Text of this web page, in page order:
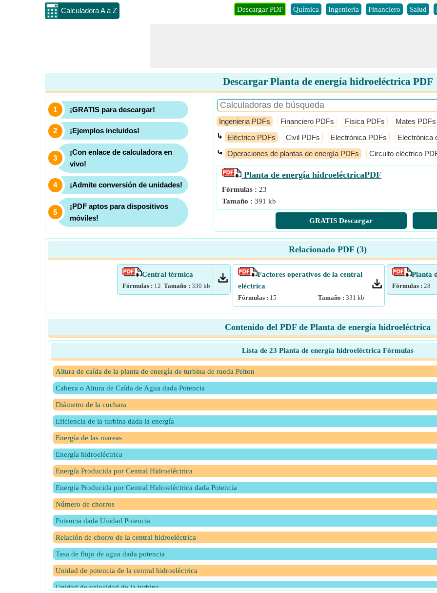
Calculadora A a Z Descargar PDF Química Ingenieria Financiero Salud
Descargar Planta de energía hidroeléctrica PDF
¡GRATIS para descargar!
¡Ejemplos incluidos!
¡Con enlace de calculadora en
vivo!
¡Admite conversión de unidades!
¡PDF aptos para dispositivos
móviles!
Ingenieria PDFs Financiero PDFs Física PDFs Mates PDFs
↳ Eléctrico PDFs Civil PDFs Electrónica PDFs Electrónica
⤿ Operaciones de plantas de energía PDFs Circuito eléctrico
Planta de energía hidroeléctricaPDF
Fórmulas : 23
Tamaño :391 kb
GRATIS Descargar
Relacionado PDF (3)
Central térmica
Fórmulas : 12 Tamaño : 330 kb
Factores operativos de la central
eléctrica
Fórmulas : 15 Tamaño : 331 kb
Planta
Fórmulas : 28
Contenido del PDF de Planta de energía hidroeléctrica
Lista de 23 Planta de energía hidroeléctrica Fórmulas
Altura de caída de la planta de energía de turbina de rueda Pelton
Cabeza o Altura de Caída de Agua dada Potencia
Diámetro de la cuchara
Eficiencia de la turbina dada la energía
Energía de las mareas
Energía hidroeléctrica
Energía Producida por Central Hidroeléctrica
Energía Producida por Central Hidroeléctrica dada Potencia
Número de chorros
Potencia dada Unidad Potencia
Relación de chorro de la central hidroeléctrica
Tasa de flujo de agua dada potencia
Unidad de potencia de la central hidroeléctrica
Unidad de velocidad de la turbina